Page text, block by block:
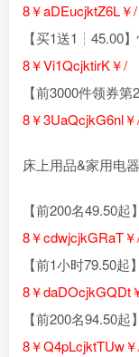
8￥aDEucjktZ6L￥/
【买1送1┆45.00
8￥Vi1QcjktirK￥/
【前3000件领券
8￥3UaQcjkG6nl
床上用品&家用电器
【前200名49.50
8￥cdwjcjkGRaT
【前1小时79.50
8￥daDOcjkGQDt
【前200名94.50
8￥Q4pLcjktTUw